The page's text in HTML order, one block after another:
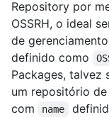
Repository por
OSSRH, o ideal
de
definido como
Packages, talvez
um repositório
com
name